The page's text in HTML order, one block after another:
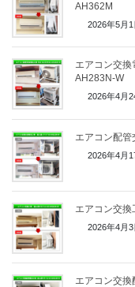
AH362M
2026年5月1
エアコン交
AH283N-W
2026年4月
エアコン配
2026年4月
エアコン交
2026年4月3
エアコン交